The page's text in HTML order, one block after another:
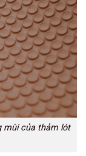
mùi của thảm lót